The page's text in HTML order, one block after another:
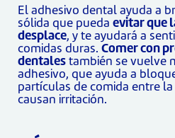
El adhesivo dental ayuda a
sólida que pueda evitar que
desplace, y te ayudará a
comidas duras. Comer con
dentales también se vuelve
adhesivo, que ayuda a
partículas de comida entre
causan irritación.